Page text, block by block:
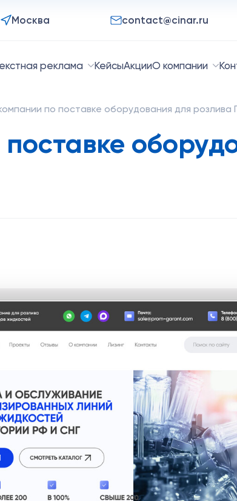
Москва contact@cinar.ru
реклама КейсыАкцииО компании
по поставке оборудования для розлива